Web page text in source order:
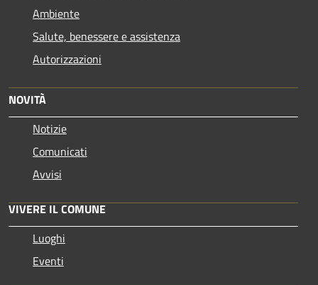
Ambiente
Salute, benessere e assistenza
Autorizzazioni
NOVITÀ
Notizie
Comunicati
Avvisi
VIVERE IL COMUNE
Luoghi
Eventi